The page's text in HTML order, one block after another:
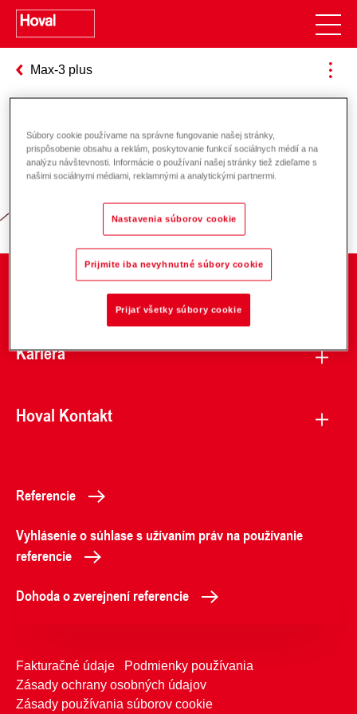
Max-3 plus
Zodpovednosť za energiu a životné
prostredie
O spoločnosti
Kariéra
Hoval Kontakt
Referencie
Vyhlásenie o súhlase s užívaním práv na používanie
referencie
Dohoda o zverejnení referencie
Fakturačné údaje
Podmienky používania
Zásady ochrany osobných údajov
Zásady používania súborov cookie
Súbory cookie používame na správne fungovanie našej stránky,
prispôsobenie obsahu a reklám, poskytovanie funkcií sociálnych médií a na
analýzu návštevnosti. Informácie o používaní našej stránky tiež zdieľame s
našimi sociálnymi médiami, reklamnými a analytickými partnermi.
Nastavenia súborov cookie
Prijmite iba nevyhnutné súbory cookie
Prijať všetky súbory cookie